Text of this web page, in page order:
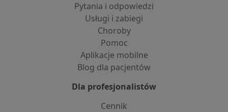
Pytania i odpowiedzi
Usługi i zabiegi
Choroby
Pomoc
Aplikacje mobilne
Blog dla pacjentów
Dla profesjonalistów
Cennik